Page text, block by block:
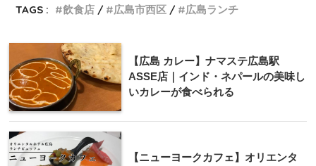
TAGS :
飲食店 広島市西区 広島ランチ
【広島 カレー】ナマステ広島駅
ASSE店｜インド・ネパールの美味し
いカレーが食べられる
【ニューヨークカフェ】オリエンタ